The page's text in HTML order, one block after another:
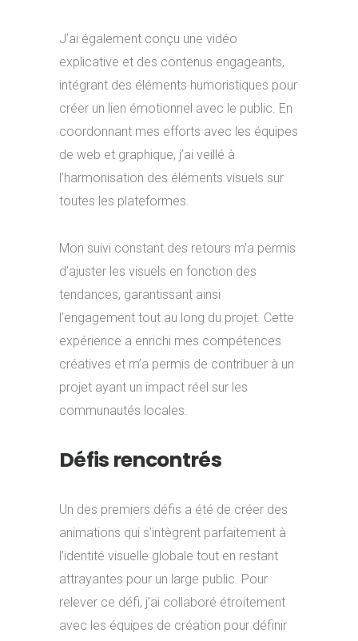
J’ai également conçu une vidéo
explicative et des contenus engageants,
intégrant des éléments humoristiques pour
créer un lien émotionnel avec le public. En
coordonnant mes efforts avec les équipes
de web et graphique, j’ai veillé à
l’harmonisation des éléments visuels sur
toutes les plateformes.
Mon suivi constant des retours m’a permis
d’ajuster les visuels en fonction des
tendances, garantissant ainsi
l’engagement tout au long du projet. Cette
expérience a enrichi mes compétences
créatives et m’a permis de contribuer à un
projet ayant un impact réel sur les
communautés locales.
Défis rencontrés
Un des premiers défis a été de créer des
animations qui s’intègrent parfaitement à
l’identité visuelle globale tout en restant
attrayantes pour un large public. Pour
relever ce défi, j’ai collaboré étroitement
avec les équipes de création pour définir